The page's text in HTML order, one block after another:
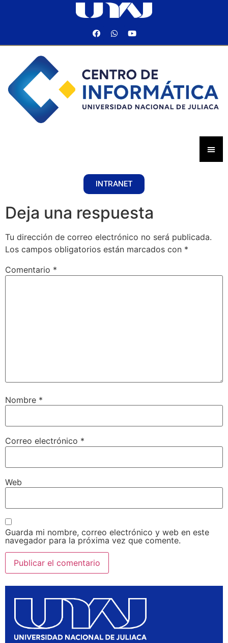
INTRANET
Deja una respuesta
Tu dirección de correo electrónico no será publicada.
Los campos obligatorios están marcados con *
Comentario *
Nombre *
Correo electrónico *
Web
Guarda mi nombre, correo electrónico y web en este
navegador para la próxima vez que comente.